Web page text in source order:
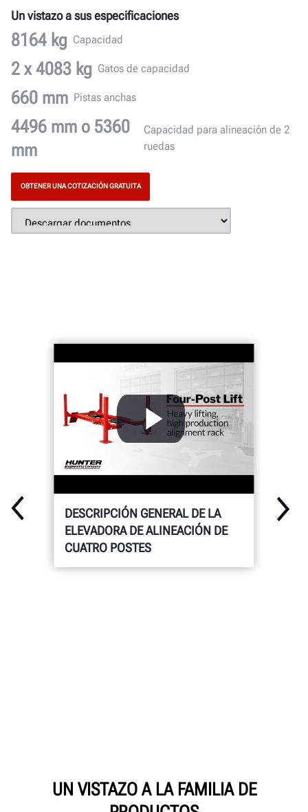
Un vistazo a sus especificaciones
8164 kg Capacidad
2 x 4083 kg Gatos de capacidad
660 mm Pistas anchas
4496 mm o 5360
mm
Capacidad para alineación de 2
ruedas
OBTENER UNA COTIZACIÓN GRATUITA
DESCRIPCIÓN GENERAL DE LA
ELEVADORA DE ALINEACIÓN DE
CUATRO POSTES
UN VISTAZO A LA FAMILIA DE